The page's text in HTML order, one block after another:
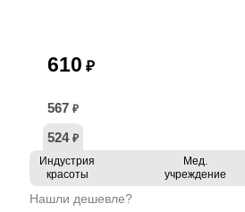
610 ₽
567 ₽
524 ₽
Индустрия
красоты
Мед.
учреждение
Нашли дешевле?